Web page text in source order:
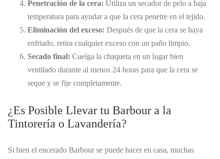
Penetración de la cera: Utiliza un secador de pelo a baja
temperatura para ayudar a que la cera penetre en el tejido.
Eliminación del exceso: Después de que la cera se haya
enfriado, retira cualquier exceso con un paño limpio.
Secado final: Cuelga la chaqueta en un lugar bien
ventilado durante al menos 24 horas para que la cera se
seque y se fije completamente.
¿Es Posible Llevar tu Barbour a la
Tintorería o Lavandería?
Si bien el encerado Barbour se puede hacer en casa, muchas